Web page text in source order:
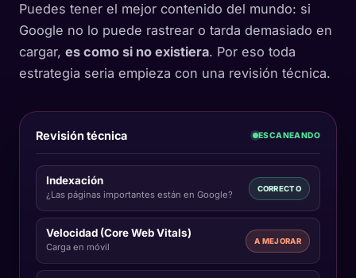
Puedes tener el mejor contenido del mundo: si
Google no lo puede rastrear o tarda demasiado en
cargar, es como si no existiera. Por eso toda
estrategia seria empieza con una revisión técnica.
Revisión técnica ESCANEANDO
Indexación
¿Las páginas importantes están en Google?
CORRECTO
Velocidad (Core Web Vitals)
Carga en móvil
A MEJORAR